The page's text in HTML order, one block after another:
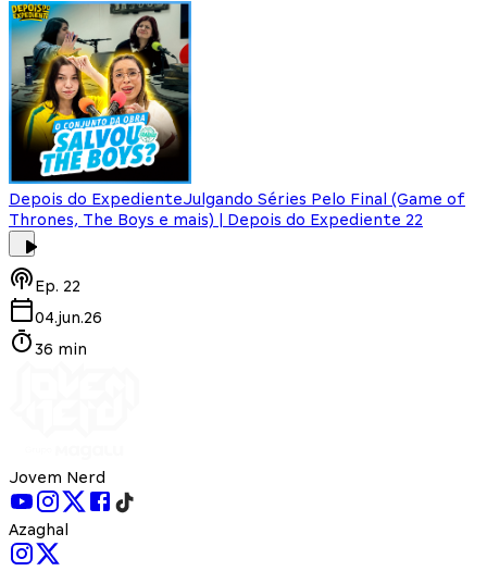
Depois do ExpedienteJulgando Séries Pelo Final (Game of
Thrones, The Boys e mais) | Depois do Expediente 22
Ep. 22
04.jun.26
36 min
Jovem Nerd
Azaghal